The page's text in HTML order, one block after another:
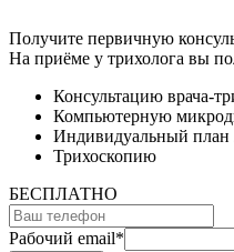
Получите первичную
На приёме у трихолога вы
Консультацию врача-
Компьютерную
Индивидуальный план
Трихоскопию
БЕСПЛАТНО
Рабочий email*